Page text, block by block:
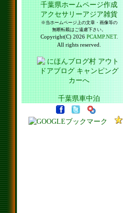
千葉県ホームページ作成
アクセサリーアジア雑貨
※当ホームページ上の文章・画像等の
無断転載はご遠慮下さい。
Copyright(C) 2026 PCAMP.NET.
All rights reserved.
千葉県車中泊